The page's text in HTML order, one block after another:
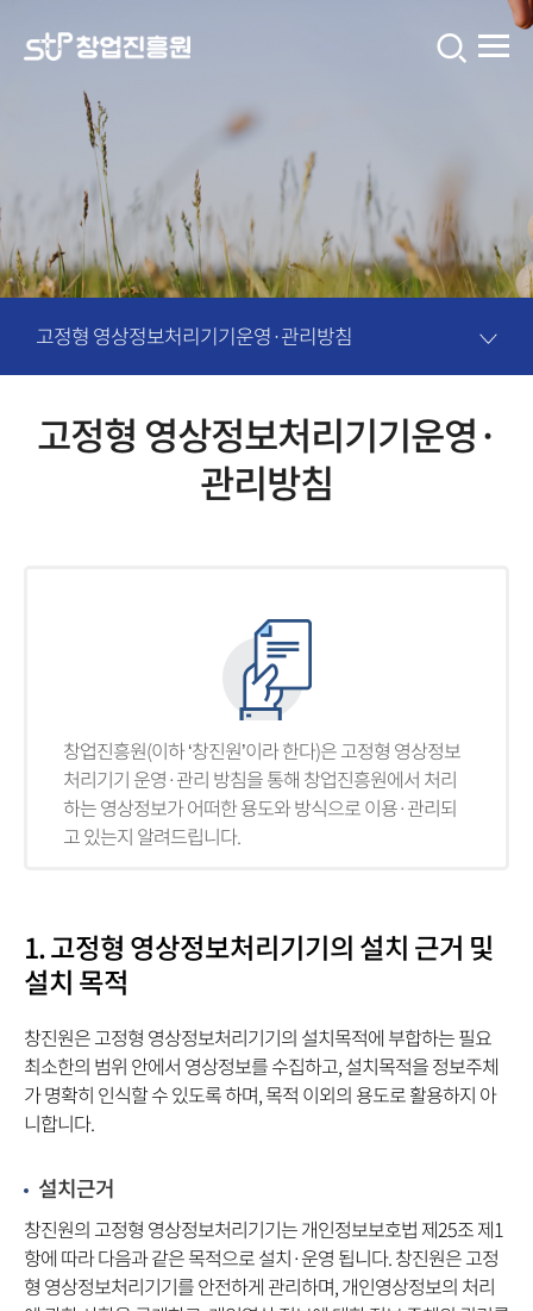
원
콘
텐
고정형 영상정보처리기기운영·관리방침
고정형 영상정보처리기기운영·
관리방침
창업진흥원(이하 ‘창진원’이라 한다)은 고정형 영상정보
처리기기 운영·관리 방침을 통해 창업진흥원에서 처리
하는 영상정보가 어떠한 용도와 방식으로 이용·관리되
고 있는지 알려드립니다.
1. 고정형 영상정보처리기기의 설치 근거 및
설치 목적
창진원은 고정형 영상정보처리기기의 설치목적에 부합하는 필요
최소한의 범위 안에서 영상정보를 수집하고, 설치목적을 정보주체
가 명확히 인식할 수 있도록 하며, 목적 이외의 용도로 활용하지 아
니합니다.
설치근거
창진원의 고정형 영상정보처리기기는 개인정보보호법 제25조 제1
항에 따라 다음과 같은 목적으로 설치·운영 됩니다. 창진원은 고정
형 영상정보처리기기를 안전하게 관리하며, 개인영상정보의 처리